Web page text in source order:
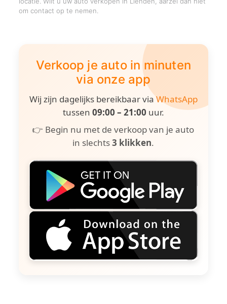
om contact op te nemen.
Verkoop je auto in minuten
via onze app
Wij zijn dagelijks bereikbaar viaWhatsApp
tussen 09:00 – 21:00 uur.
👉 Begin nu met de verkoop van je auto
in slechts3 klikken.